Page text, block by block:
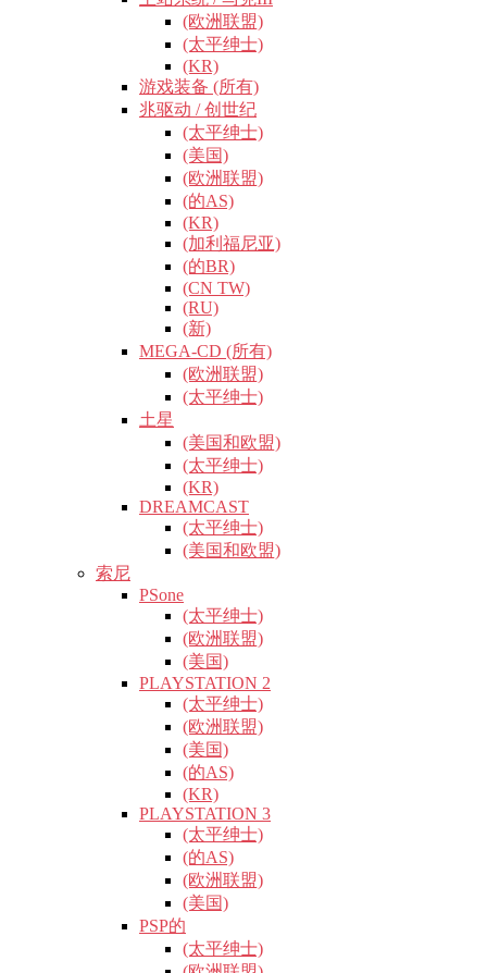
(欧洲联盟)
(太平绅士)
(KR)
游戏装备 (所有)
兆驱动 / 创世纪
(太平绅士)
(美国)
(欧洲联盟)
(的AS)
(KR)
(加利福尼亚)
(的BR)
(CN TW)
(RU)
(新)
MEGA-CD (所有)
(欧洲联盟)
(太平绅士)
土星
(美国和欧盟)
(太平绅士)
(KR)
DREAMCAST
(太平绅士)
(美国和欧盟)
索尼
PSone
(太平绅士)
(欧洲联盟)
(美国)
PLAYSTATION 2
(太平绅士)
(欧洲联盟)
(美国)
(的AS)
(KR)
PLAYSTATION 3
(太平绅士)
(的AS)
(欧洲联盟)
(美国)
PSP的
(太平绅士)